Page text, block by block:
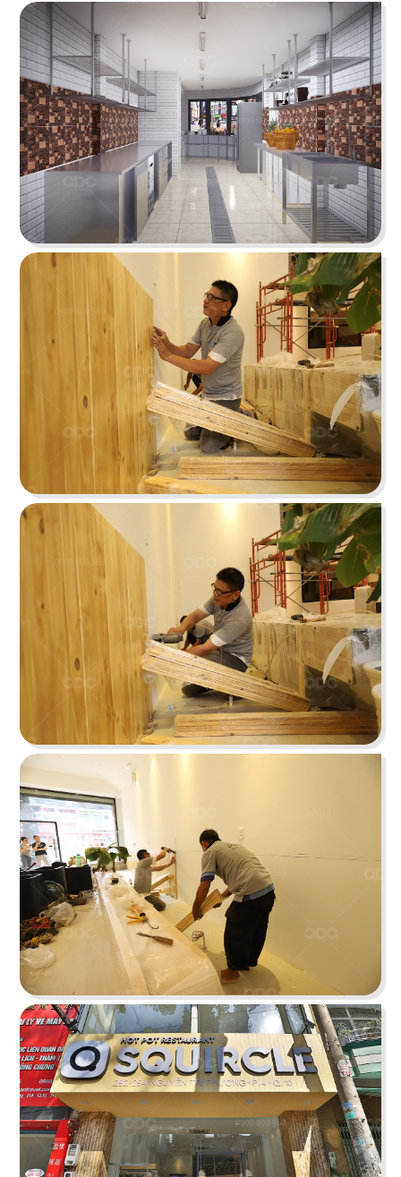
Chi tiết
KOI THÉ
QDC rất hân hạnh khi được đồng hành cùng chủ
đầu tư cho dự án tổng thầu thi công chi nhánh
KOI Thé đầu tiên tại Biên Hòa, Đồng Nai.
Chi tiết
CHEESE COFFEE
Thiết kế mang phong cách của một mùa hè xinh
đẹp và rực rỡ với các chi tiết tone màu vàng
sáng tươi tắn cùng các hình ảnh sống động
THAI ICON
Thiết kế theo hình thức Foodcourt với một không
gian mang đậm dấu ấn xứ sở chùa Vàng
Chi tiết